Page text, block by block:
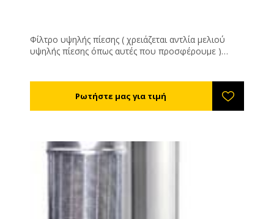
Φίλτρο υψηλής πίεσης ( χρειάζεται αντλία μελιού
υψηλής πίεσης όπως αυτές που προσφέρουμε )
κουβούκλιο Το αφαιρούμενο φίλτρο Την τάπα
ασφάλιση με το περικόχλιο της Το μέλι μπαίνει μέσα